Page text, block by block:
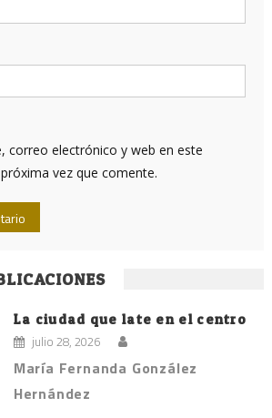
correo electrónico y web en este
vez que comente.
La ciudad que late en el centro
julio 28, 2026
María Fernanda González
Hernández